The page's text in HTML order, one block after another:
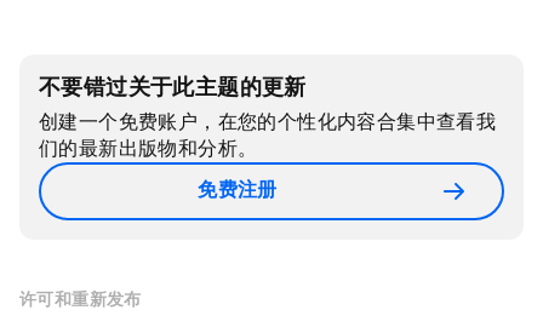
不要错过关于此主题的更新
创建一个免费账户，在您的个性化内容合集中查看我
们的最新出版物和分析。
免费注册
许可和重新发布